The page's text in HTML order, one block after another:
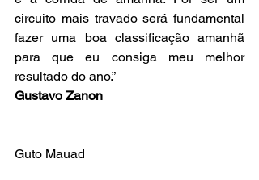
circuito mais travado será fundamental
fazer uma boa classificação amanhã
para que eu consiga meu melhor
resultado do ano.”
Gustavo Zanon
Guto Mauad